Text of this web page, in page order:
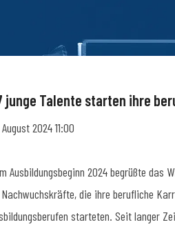
junge Talente starten ihre
August 2024 11:00
Ausbildungsbeginn 2024 begrüßte das
die ihre berufliche
starteten. Seit langer